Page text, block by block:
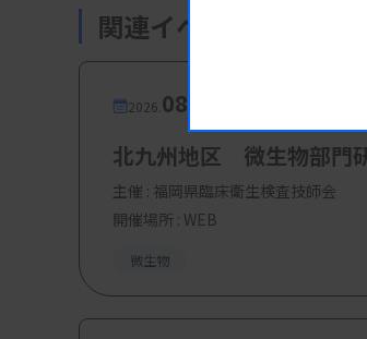
関連イベント・研修会
2026. 08.20
北九州地区 微生物部門
主催 : 福岡県臨床衛生検査技師会
開催場所 : WEB
微生物